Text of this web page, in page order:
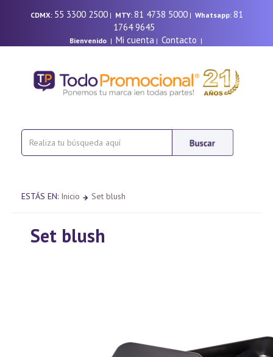
CDMX: 55 3300 2500| MTY: 81 4738 5000| Whatsapp: 81
1764 9645
Bienvenido| Mi cuenta | Contacto |
ESTÁS EN: Inicio Set blush
Set blush